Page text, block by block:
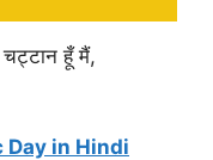
चट्टान हूँ मैं,
Day in Hindi